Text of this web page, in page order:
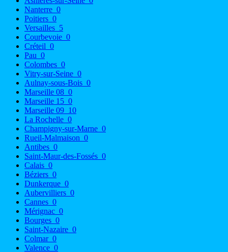
Nanterre 0
Poitiers 0
Versailles 5
Courbevoie 0
Créteil 0
Pau 0
Colombes 0
Vitry-sur-Seine 0
Aulnay-sous-Bois 0
Marseille 08 0
Marseille 15 0
Marseille 09 10
La Rochelle 0
Champigny-sur-Marne 0
Rueil-Malmaison 0
Antibes 0
Saint-Maur-des-Fossés 0
Calais 0
Béziers 0
Dunkerque 0
Aubervilliers 0
Cannes 0
Mérignac 0
Bourges 0
Saint-Nazaire 0
Colmar 0
Valence 0